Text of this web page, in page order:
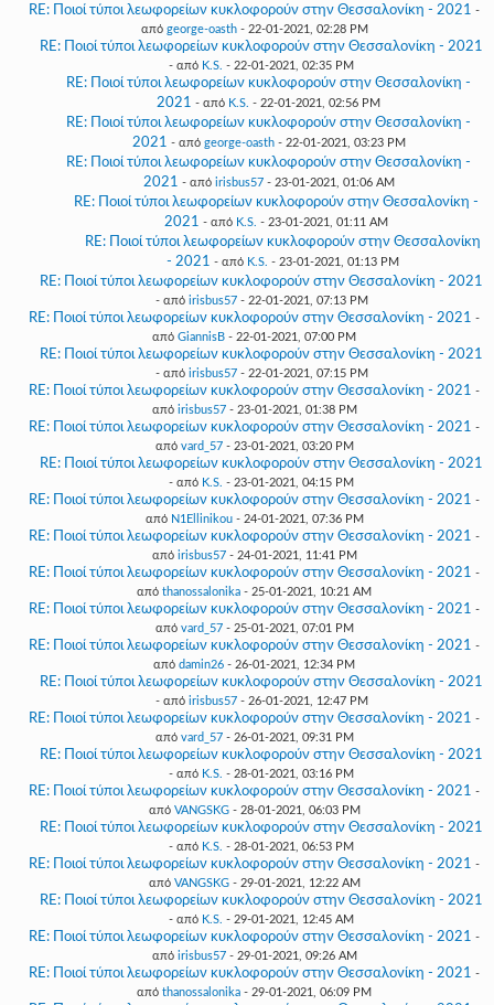
RE: Ποιοί τύποι λεωφορείων κυκλοφορούν στην Θεσσαλονίκη - 2021 -
από george-oasth- 22-01-2021, 02:28 PM
RE: Ποιοί τύποι λεωφορείων κυκλοφορούν στην Θεσσαλονίκη - 2021
- από K.S. - 22-01-2021, 02:35 PM
RE: Ποιοί τύποι λεωφορείων κυκλοφορούν στην Θεσσαλονίκη -
2021 - από K.S. - 22-01-2021, 02:56 PM
RE: Ποιοί τύποι λεωφορείων κυκλοφορούν στην Θεσσαλονίκη -
2021 - από george-oasth- 22-01-2021, 03:23 PM
RE: Ποιοί τύποι λεωφορείων κυκλοφορούν στην Θεσσαλονίκη -
2021 - από irisbus57- 23-01-2021, 01:06 AM
RE: Ποιοί τύποι λεωφορείων κυκλοφορούν στην Θεσσαλονίκη -
2021 - από K.S. - 23-01-2021, 01:11 AM
RE: Ποιοί τύποι λεωφορείων κυκλοφορούν στην Θεσσαλονίκη
- 2021 - από K.S. - 23-01-2021, 01:13 PM
RE: Ποιοί τύποι λεωφορείων κυκλοφορούν στην Θεσσαλονίκη - 2021
- από irisbus57- 22-01-2021, 07:13 PM
RE: Ποιοί τύποι λεωφορείων κυκλοφορούν στην Θεσσαλονίκη - 2021 -
από GiannisB - 22-01-2021, 07:00 PM
RE: Ποιοί τύποι λεωφορείων κυκλοφορούν στην Θεσσαλονίκη - 2021
- από irisbus57- 22-01-2021, 07:15 PM
RE: Ποιοί τύποι λεωφορείων κυκλοφορούν στην Θεσσαλονίκη - 2021 -
από irisbus57- 23-01-2021, 01:38 PM
RE: Ποιοί τύποι λεωφορείων κυκλοφορούν στην Θεσσαλονίκη - 2021 -
από vard_57- 23-01-2021, 03:20 PM
RE: Ποιοί τύποι λεωφορείων κυκλοφορούν στην Θεσσαλονίκη - 2021
- από K.S. - 23-01-2021, 04:15 PM
RE: Ποιοί τύποι λεωφορείων κυκλοφορούν στην Θεσσαλονίκη - 2021 -
από N1Ellinikou- 24-01-2021, 07:36 PM
RE: Ποιοί τύποι λεωφορείων κυκλοφορούν στην Θεσσαλονίκη - 2021 -
από irisbus57- 24-01-2021, 11:41 PM
RE: Ποιοί τύποι λεωφορείων κυκλοφορούν στην Θεσσαλονίκη - 2021 -
από thanossalonika - 25-01-2021, 10:21 AM
RE: Ποιοί τύποι λεωφορείων κυκλοφορούν στην Θεσσαλονίκη - 2021 -
από vard_57- 25-01-2021, 07:01 PM
RE: Ποιοί τύποι λεωφορείων κυκλοφορούν στην Θεσσαλονίκη - 2021 -
από damin26 - 26-01-2021, 12:34 PM
RE: Ποιοί τύποι λεωφορείων κυκλοφορούν στην Θεσσαλονίκη - 2021
- από irisbus57- 26-01-2021, 12:47 PM
RE: Ποιοί τύποι λεωφορείων κυκλοφορούν στην Θεσσαλονίκη - 2021 -
από vard_57- 26-01-2021, 09:31 PM
RE: Ποιοί τύποι λεωφορείων κυκλοφορούν στην Θεσσαλονίκη - 2021
- από K.S. - 28-01-2021, 03:16 PM
RE: Ποιοί τύποι λεωφορείων κυκλοφορούν στην Θεσσαλονίκη - 2021 -
από VANGSKG- 28-01-2021, 06:03 PM
RE: Ποιοί τύποι λεωφορείων κυκλοφορούν στην Θεσσαλονίκη - 2021
- από K.S. - 28-01-2021, 06:53 PM
RE: Ποιοί τύποι λεωφορείων κυκλοφορούν στην Θεσσαλονίκη - 2021 -
από VANGSKG- 29-01-2021, 12:22 AM
RE: Ποιοί τύποι λεωφορείων κυκλοφορούν στην Θεσσαλονίκη - 2021
- από K.S. - 29-01-2021, 12:45 AM
RE: Ποιοί τύποι λεωφορείων κυκλοφορούν στην Θεσσαλονίκη - 2021 -
από irisbus57- 29-01-2021, 09:26 AM
RE: Ποιοί τύποι λεωφορείων κυκλοφορούν στην Θεσσαλονίκη - 2021 -
από thanossalonika - 29-01-2021, 06:09 PM